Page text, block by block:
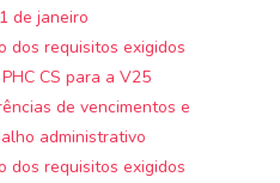
de janeiro
dos requisitos exigidos
CS para a V25
de vencimentos e
administrativo
dos requisitos exigidos